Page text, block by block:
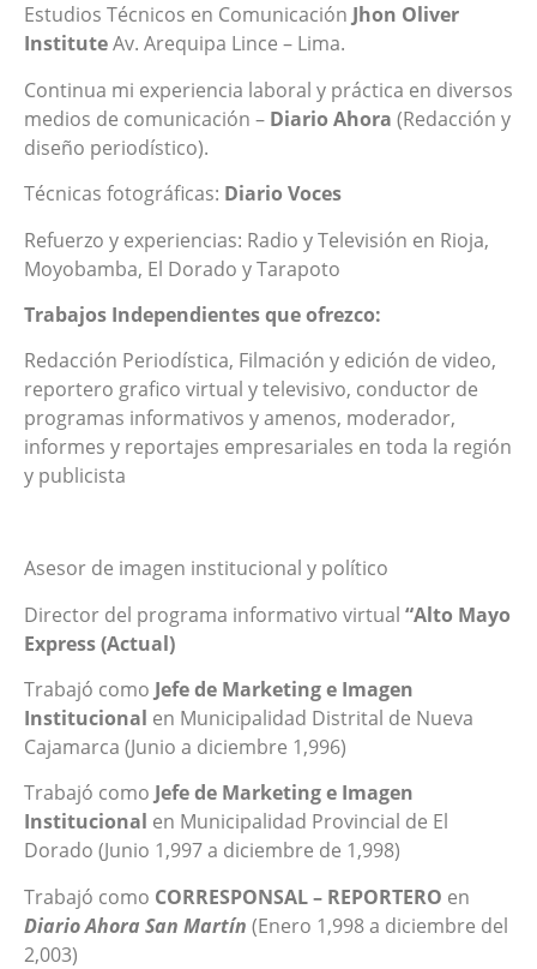
Estudios Técnicos en Comunicación Jhon Oliver
InstituteAv. Arequipa Lince – Lima.
Continua mi experiencia laboral y práctica en diversos
medios de comunicación – Diario Ahora (Redacción y
diseño periodístico).
Técnicas fotográficas: Diario Voces
Refuerzo y experiencias: Radio y Televisión en Rioja,
Moyobamba, El Dorado y Tarapoto
Trabajos Independientes que ofrezco:
Redacción Periodística, Filmación y edición de video,
reportero grafico virtual y televisivo, conductor de
programas informativos y amenos, moderador,
informes y reportajes empresariales en toda la región
y publicista
Asesor de imagen institucional y político
Director del programa informativo virtual “Alto Mayo
Express (Actual)
Trabajó como Jefe de Marketing e Imagen
Institucional en Municipalidad Distrital de Nueva
Cajamarca (Junio a diciembre 1,996)
Trabajó como Jefe de Marketing e Imagen
Institucional en Municipalidad Provincial de El
Dorado (Junio 1,997 a diciembre de 1,998)
Trabajó como CORRESPONSAL – REPORTERO en
Diario Ahora San Martín (Enero 1,998 a diciembre del
2,003)